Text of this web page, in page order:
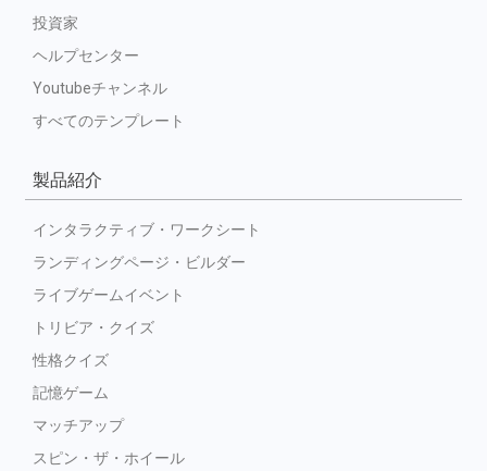
投資家
ヘルプセンター
Youtubeチャンネル
すべてのテンプレート
製品紹介
インタラクティブ・ワークシート
ランディングページ・ビルダー
ライブゲームイベント
トリビア・クイズ
性格クイズ
記憶ゲーム
マッチアップ
スピン・ザ・ホイール